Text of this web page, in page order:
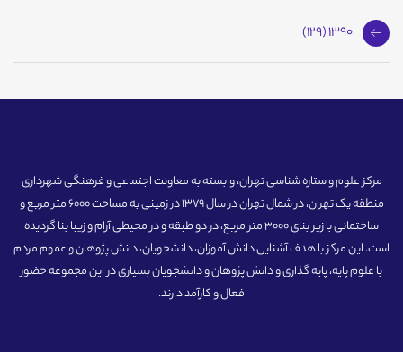
1390 (129)
مرکز علوم و ستاره شناسی تهران، وابسته به معاونت اجتماعی و فرهنگی شهرداری
منطقه یک تهران، در شمال تهران در سال 1379 در زمینی به مساحت 6000 متر مربع و
ساختمانی با زیر بنای 3000 متر مربع، در دو طبقه و در محیطی آرام و زیبا بنا گردیده
است. این مرکز با هدف آشنایی دانش آموزان، دانشجویان، دانش پژوهان و عموم مردم
با علوم پایه، پایه گذاری و دانش پژوهان و دانشجویان بسیاری در این مجموعه حضور
فعال و کارآمد دارند.